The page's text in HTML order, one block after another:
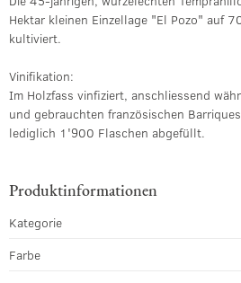
Hektar kleinen Einzellage "El Pozo" auf
kultiviert.
Vinifikation:
Im Holzfass vinfiziert, anschliessend
und gebrauchten französischen
lediglich 1'900 Flaschen abgefüllt.
Produktinformationen
Kategorie
Farbe